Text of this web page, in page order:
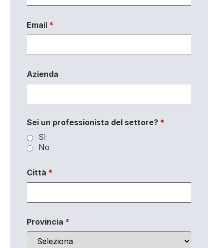
Email *
Azienda
Sei un professionista del settore? *
Sì
No
Città *
Provincia *